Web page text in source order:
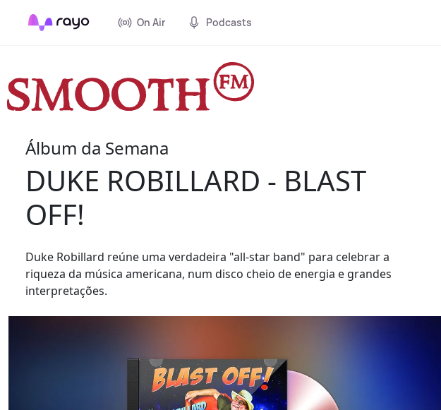
On Air Podcasts
Álbum da Semana
DUKE ROBILLARD - BLAST
OFF!
Duke Robillard reúne uma verdadeira "all-star band" para celebrar a
riqueza da música americana, num disco cheio de energia e grandes
interpretações.